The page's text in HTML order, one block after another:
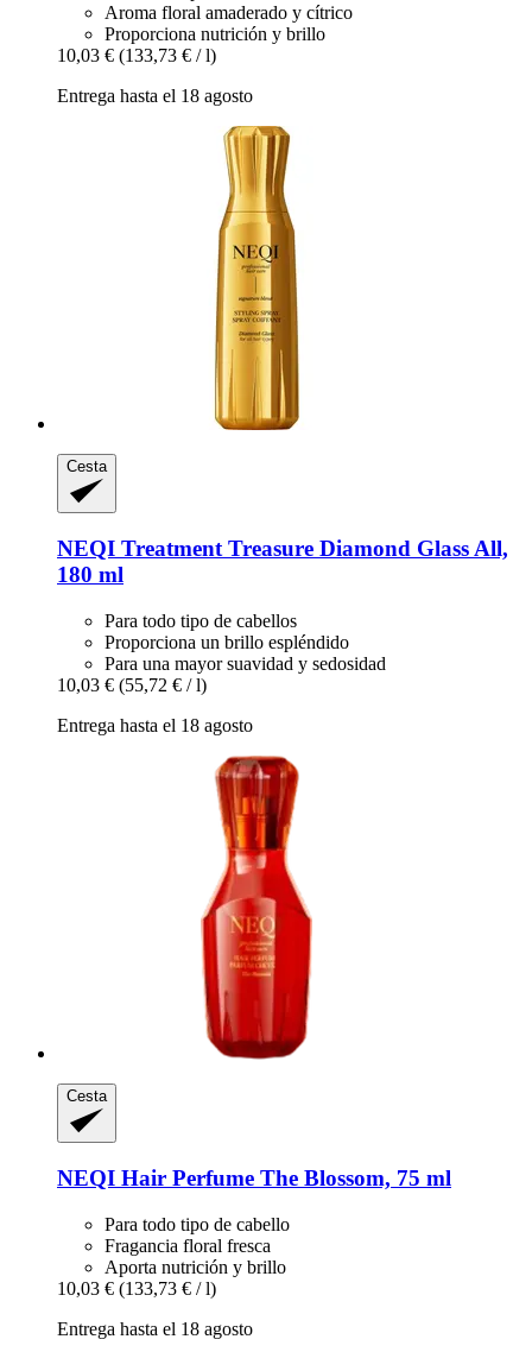
Aroma floral amaderado y cítrico
Proporciona nutrición y brillo
10,03 € (133,73 € / l)
Entrega hasta el 18 agosto
Cesta
NEQI Treatment Treasure Diamond Glass All,
180 ml
Para todo tipo de cabellos
Proporciona un brillo espléndido
Para una mayor suavidad y sedosidad
10,03 € (55,72 € / l)
Entrega hasta el 18 agosto
Cesta
NEQI Hair Perfume The Blossom, 75 ml
Para todo tipo de cabello
Fragancia floral fresca
Aporta nutrición y brillo
10,03 € (133,73 € / l)
Entrega hasta el 18 agosto